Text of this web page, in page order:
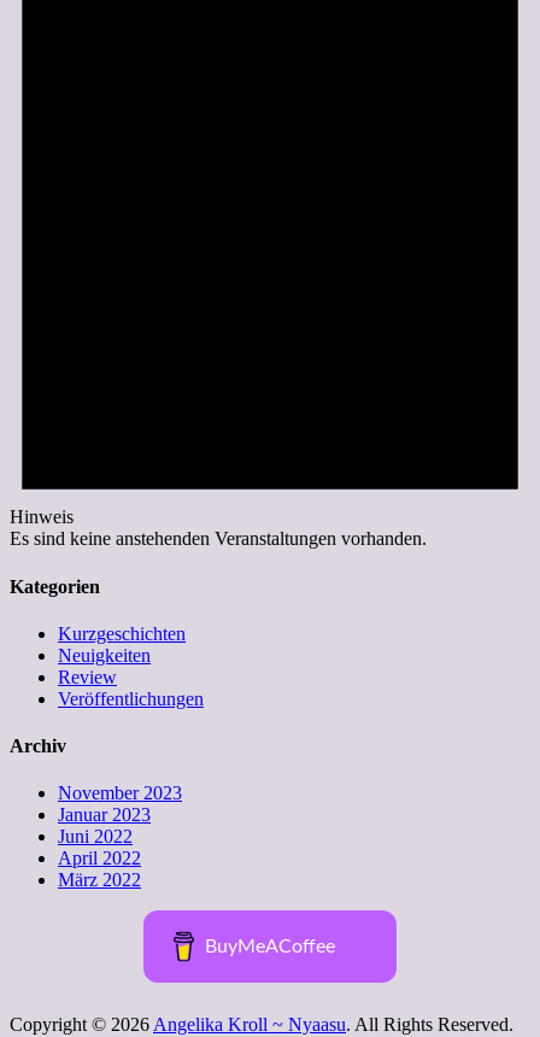
Hinweis
Es sind keine anstehenden Veranstaltungen vorhanden.
Kategorien
Kurzgeschichten
Neuigkeiten
Review
Veröffentlichungen
Archiv
November 2023
Januar 2023
Juni 2022
April 2022
März 2022
BuyMeACoffee
Copyright © 2026 Angelika Kroll ~ Nyaasu. All Rights Reserved.